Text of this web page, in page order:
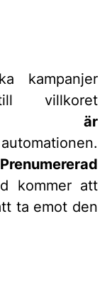
kampanjer
villkoret
är
Prenumererad
kommer att
ta emot den